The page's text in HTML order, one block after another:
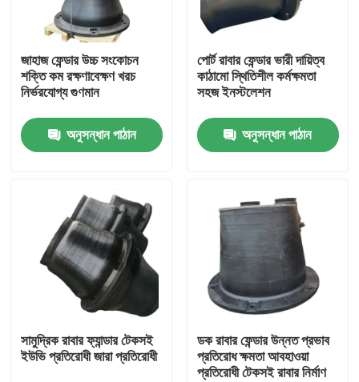
পণ্য
আমাদের সম্পর্কে
জাহাজ ফেন্ডার উচ্চ সংকোচন
শক্তি কম রক্ষণাবেক্ষণ খরচ
নির্ভরযোগ্য গুণমান
অনুসন্ধান পাঠান
পোর্ট রাবার ফেন্ডার ভারী দায়িত্ব
কাঠামো স্থিতিশীল কর্মক্ষমতা
সহজ ইনস্টলেশন
অনুসন্ধান পাঠান
সামুদ্রিক রাবার ফ্যান্ডার টেকসই
ইউভি প্রতিরোধী জারা প্রতিরোধী
ডক রাবার ফেন্ডার উন্নত প্রভাব
প্রতিরোধ ক্ষমতা আবহাওয়া
প্রতিরোধী টেকসই রাবার নির্মাণ